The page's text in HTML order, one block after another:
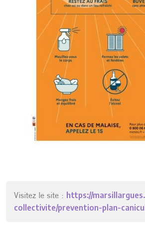
Visitez le site : https://
collectivite/prevention-plan-